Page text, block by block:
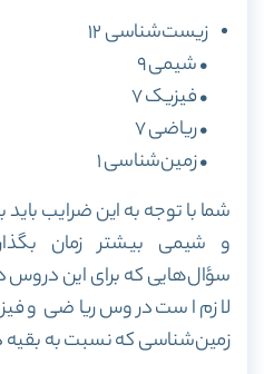
زیست‌شناسی ۱۲
• شیمی ۹
• فیزیک ۷
• ریاضی ۷
• زمین‌شناسی ۱
شما با توجه به این ضرایب
و شیمی بیشتر زمان
سؤال‌هایی که برای این دروس
لازم است دروس ریاضی و
زمین‌شناسی که نسبت به